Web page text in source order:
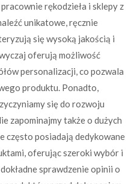
rękodzieła i sklepy z
unikatowe, ręcznie
się wysoką jakością i
oferują możliwość
personalizacji, co pozwala
produktu. Ponadto,
się do rozwoju
zapominajmy także o dużych
często posiadają dedykowane
oferując szeroki wybór i
sprawdzenie opinii o